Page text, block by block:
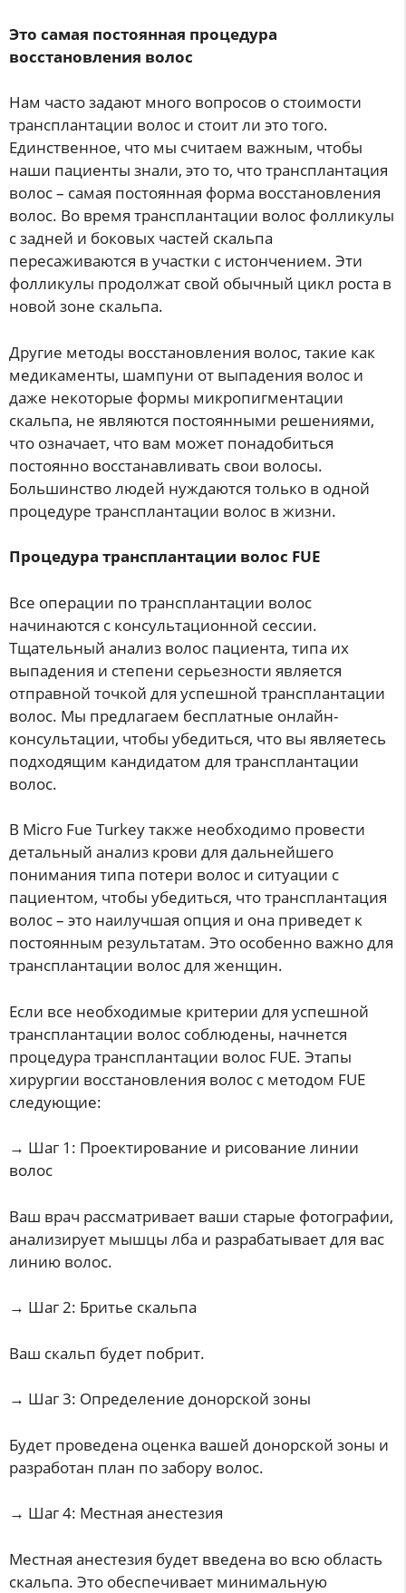
Это самая постоянная процедура
восстановления волос
Нам часто задают много вопросов о стоимости
трансплантации волос и стоит ли это того.
Единственное, что мы считаем важным, чтобы
наши пациенты знали, это то, что трансплантация
волос – самая постоянная форма восстановления
волос. Во время трансплантации волос фолликулы
с задней и боковых частей скальпа
пересаживаются в участки с истончением. Эти
фолликулы продолжат свой обычный цикл роста в
новой зоне скальпа.
Другие методы восстановления волос, такие как
медикаменты, шампуни от выпадения волос и
даже некоторые формы микропигментации
скальпа, не являются постоянными решениями,
что означает, что вам может понадобиться
постоянно восстанавливать свои волосы.
Большинство людей нуждаются только в одной
процедуре трансплантации волос в жизни.
Процедура трансплантации волос FUE
Все операции по трансплантации волос
начинаются с консультационной сессии.
Тщательный анализ волос пациента, типа их
выпадения и степени серьезности является
отправной точкой для успешной трансплантации
волос. Мы предлагаем бесплатные онлайн-
консультации, чтобы убедиться, что вы являетесь
подходящим кандидатом для трансплантации
волос.
В Micro Fue Turkey также необходимо провести
детальный анализ крови для дальнейшего
понимания типа потери волос и ситуации с
пациентом, чтобы убедиться, что трансплантация
волос – это наилучшая опция и она приведет к
постоянным результатам. Это особенно важно для
трансплантации волос для женщин.
Если все необходимые критерии для успешной
трансплантации волос соблюдены, начнется
процедура трансплантации волос FUE. Этапы
хирургии восстановления волос с методом FUE
следующие:
→ Шаг 1: Проектирование и рисование линии
волос
Ваш врач рассматривает ваши старые фотографии,
анализирует мышцы лба и разрабатывает для вас
линию волос.
→ Шаг 2: Бритье скальпа
Ваш скальп будет побрит.
→ Шаг 3: Определение донорской зоны
Будет проведена оценка вашей донорской зоны и
разработан план по забору волос.
→ Шаг 4: Местная анестезия
Местная анестезия будет введена во всю область
скальпа. Это обеспечивает минимальную